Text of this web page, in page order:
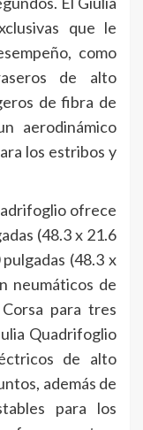
que le
como
de alto
de fibra de
aerodinámico
los estribos y
ofrece
(48.3 x 21.6
(48.3 x
neumáticos de
para tres
Quadrifoglio
de alto
además de
para los